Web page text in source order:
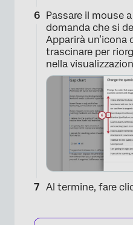
Passare il mouse
domanda che si
Apparirà un’icona
trascinare per
nella
Al termine, fare